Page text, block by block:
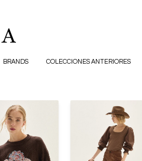
BRANDS COLECCIONES ANTERIORES